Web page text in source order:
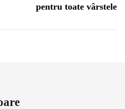
pentru toate vârstele